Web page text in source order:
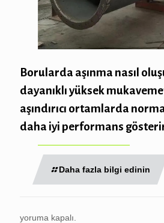
Borularda aşınma nasıl
dayanıklı yüksek
aşındırıcı ortamlarda
daha iyi performans
Daha fazla bilgi edinin
yoruma kapalı.